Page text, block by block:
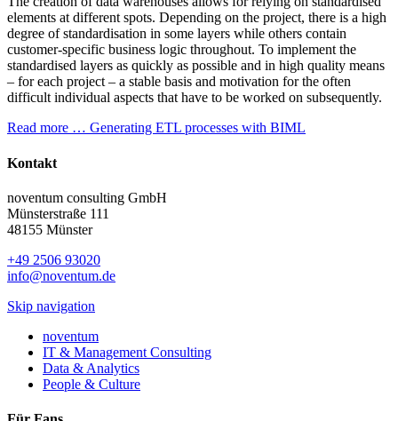
elements at different spots. Depending on the project, there is a high
degree of standardisation in some layers while others contain
customer-specific business logic throughout. To implement the
standardised layers as quickly as possible and in high quality means
– for each project – a stable basis and motivation for the often
difficult individual aspects that have to be worked on subsequently.
Read more … Generating ETL processes with BIML
Kontakt
noventum consulting GmbH
Münsterstraße 111
48155 Münster
+49 2506 93020
info@noventum.de
Skip navigation
noventum
IT & Management Consulting
Data & Analytics
People & Culture